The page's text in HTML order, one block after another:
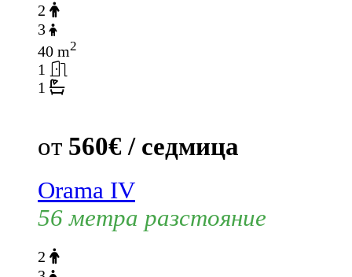
2
3
40 m2
1
1
от 560€ / седмица
Orama IV
56 метра разстояние
2